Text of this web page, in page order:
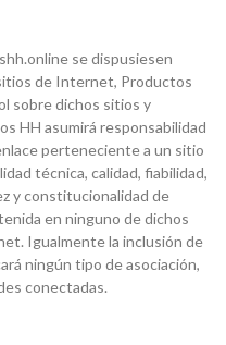
se dispusiesen
de Internet, Productos
sobre dichos sitios y
HH asumirá responsabilidad
perteneciente a un sitio
técnica, calidad, fiabilidad,
y constitucionalidad de
en ninguno de dichos
Igualmente la inclusión de
ningún tipo de asociación,
conectadas.